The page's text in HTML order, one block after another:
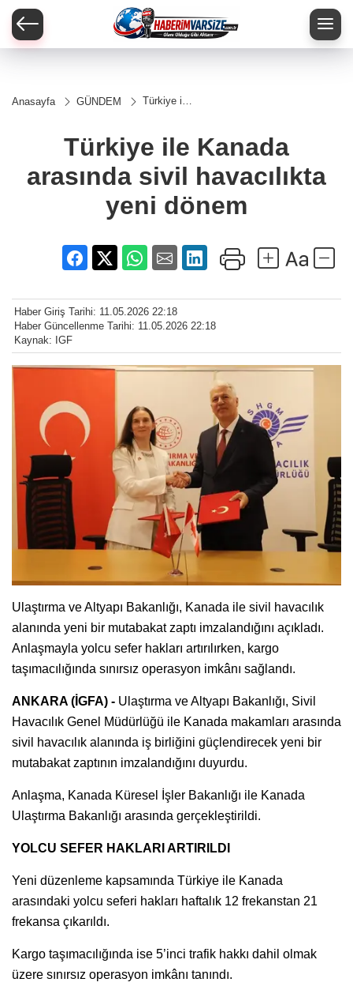
Anasayfa GÜNDEM
Türkiye ile
havacılıkta
dönem
Türkiye ile Kanada
arasında sivil havacılıkta
yeni dönem
Haber Giriş Tarihi: 11.05.2026 22:18
Haber Güncellenme Tarihi: 11.05.2026 22:18
Kaynak: IGF
Ulaştırma ve Altyapı Bakanlığı, Kanada ile sivil havacılık
alanında yeni bir mutabakat zaptı imzalandığını açıkladı.
Anlaşmayla yolcu sefer hakları artırılırken, kargo
taşımacılığında sınırsız operasyon imkânı sağlandı.
ANKARA (İGFA) - Ulaştırma ve Altyapı Bakanlığı, Sivil
Havacılık Genel Müdürlüğü ile Kanada makamları arasında
sivil havacılık alanında iş birliğini güçlendirecek yeni bir
mutabakat zaptının imzalandığını duyurdu.
Anlaşma, Kanada Küresel İşler Bakanlığı ile Kanada
Ulaştırma Bakanlığı arasında gerçekleştirildi.
YOLCU SEFER HAKLARI ARTIRILDI
Yeni düzenleme kapsamında Türkiye ile Kanada
arasındaki yolcu seferi hakları haftalık 12 frekanstan 21
frekansa çıkarıldı.
Kargo taşımacılığında ise 5’inci trafik hakkı dahil olmak
üzere sınırsız operasyon imkânı tanındı.